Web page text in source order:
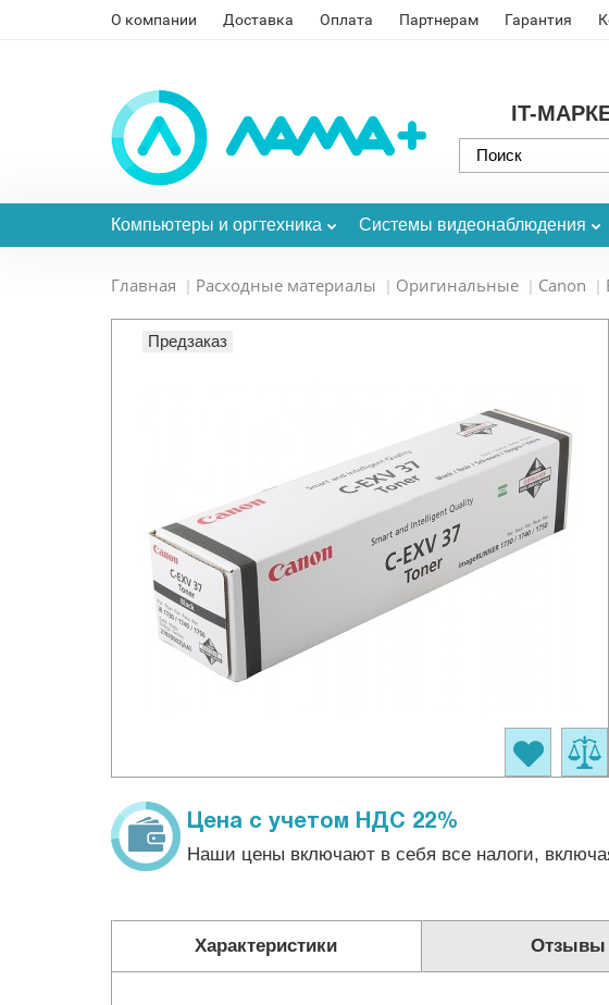
О компании Доставка Оплата Партнерам Гарантия
IT-
Компьютеры и оргтехника Системы видеонаблюдения
Главная Расходные материалы Оригинальные Canon
Предзаказ
Цена с учетом НДС 22%
Наши цены включают в себя все налоги,
Характеристики Отзывы